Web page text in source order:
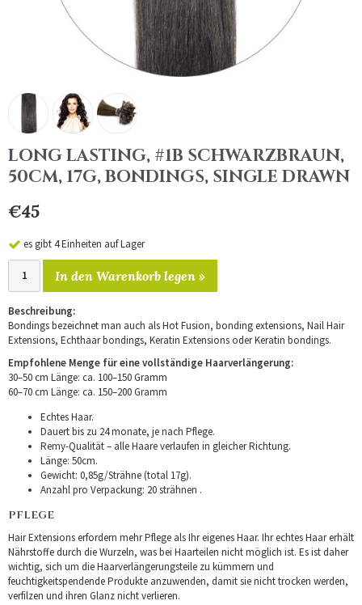
LONG LASTING, #1B SCHWARZBRAUN,
50CM, 17G, BONDINGS, SINGLE DRAWN
€45
es gibt 4 Einheiten auf Lager
In den Warenkorb legen »
Beschreibung:
Bondings bezeichnet man auch als Hot Fusion, bonding extensions, Nail Hair
Extensions, Echthaar bondings, Keratin Extensions oder Keratin bondings.
Empfohlene Menge für eine vollständige Haarverlängerung:
30–50 cm Länge: ca. 100–150 Gramm
60–70 cm Länge: ca. 150–200 Gramm
Echtes Haar.
Dauert bis zu 24 monate, je nach Pflege.
Remy-Qualität – alle Haare verlaufen in gleicher Richtung.
Länge: 50cm.
Gewicht: 0,85g/Strähne (total 17g).
Anzahl pro Verpackung: 20 strähnen .
PFLEGE
Hair Extensions erfordern mehr Pflege als Ihr eigenes Haar. Ihr echtes Haar erhält
Nährstoffe durch die Wurzeln, was bei Haarteilen nicht möglich ist. Es ist daher
wichtig, sich um die Haarverlängerungsteile zu kümmern und
feuchtigkeitspendende Produkte anzuwenden, damit sie nicht trocken werden,
verfilzen und ihren Glanz nicht verlieren.